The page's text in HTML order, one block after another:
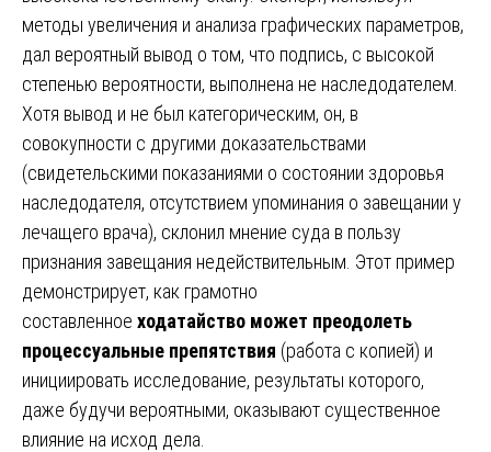
методы увеличения и анализа графических параметров,
дал вероятный вывод о том, что подпись, с высокой
степенью вероятности, выполнена не наследодателем.
Хотя вывод и не был категорическим, он, в
совокупности с другими доказательствами
(свидетельскими показаниями о состоянии здоровья
наследодателя, отсутствием упоминания о завещании у
лечащего врача), склонил мнение суда в пользу
признания завещания недействительным. Этот пример
демонстрирует, как грамотно
составленное ходатайство может преодолеть
процессуальные препятствия (работа с копией) и
инициировать исследование, результаты которого,
даже будучи вероятными, оказывают существенное
влияние на исход дела.